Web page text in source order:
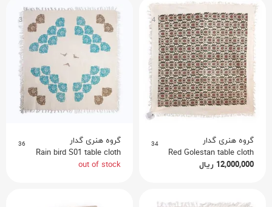
4
گروه هنری گدار 34
Red Golestan table cloth
12,000,000 ریال
3
گروه هنری گدار 36
Rain bird S01 table cloth
out of stock